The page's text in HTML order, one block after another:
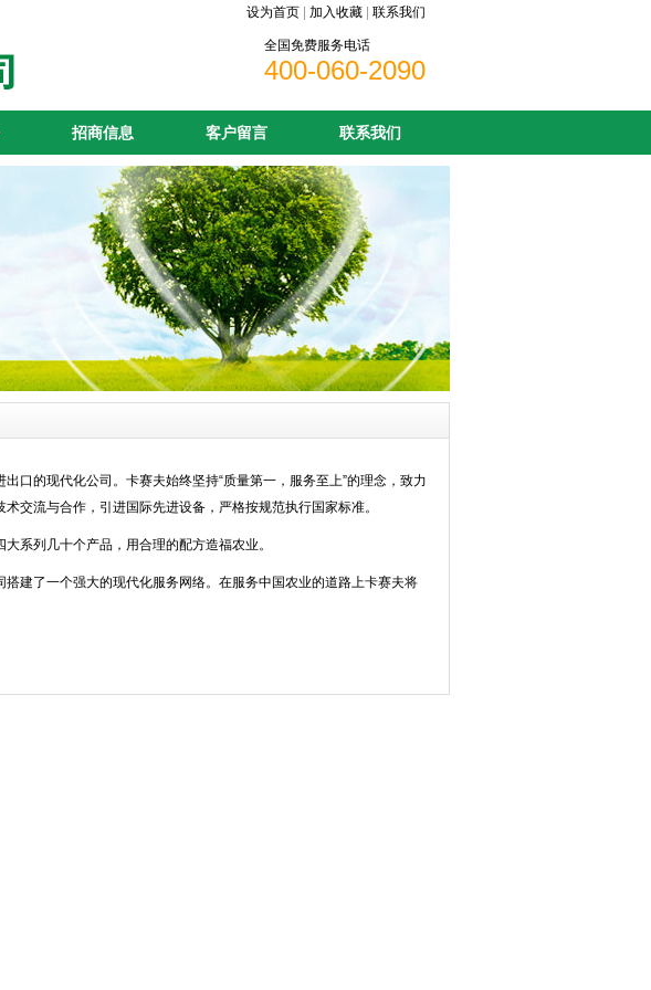
设为首页| 加入收藏| 联系我们
全国免费服务电话
400-060-2090
招商信息 客户留言 联系我们
口的现代化公司。卡赛夫始终坚持“质量第一，服务至上”的理念，致力
交流与合作，引进国际先进设备，严格按规范执行国家标准。
系列几十个产品，用合理的配方造福农业。
建了一个强大的现代化服务网络。在服务中国农业的道路上卡赛夫将